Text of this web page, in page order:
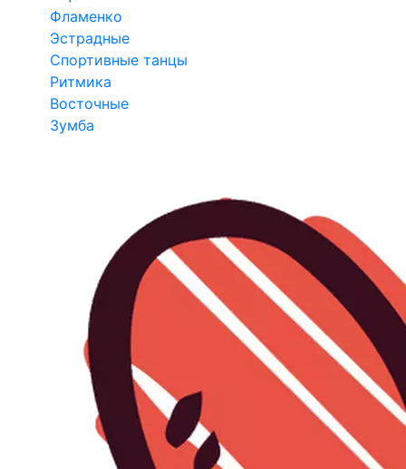
Фламенко
Эстрадные
Спортивные танцы
Ритмика
Восточные
Зумба